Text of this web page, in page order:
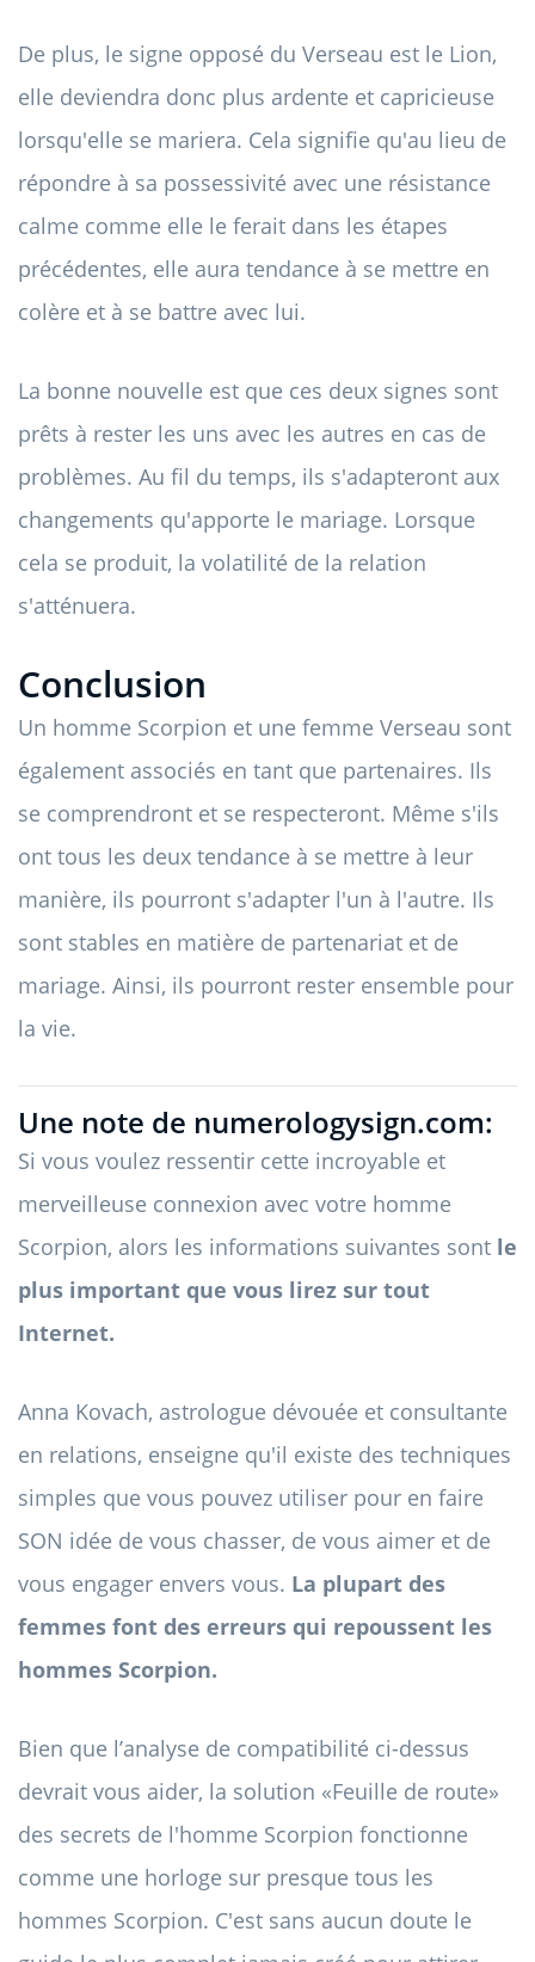
De plus, le signe opposé du Verseau est le Lion,
elle deviendra donc plus ardente et capricieuse
lorsqu'elle se mariera. Cela signifie qu'au lieu de
répondre à sa possessivité avec une résistance
calme comme elle le ferait dans les étapes
précédentes, elle aura tendance à se mettre en
colère et à se battre avec lui.
La bonne nouvelle est que ces deux signes sont
prêts à rester les uns avec les autres en cas de
problèmes. Au fil du temps, ils s'adapteront aux
changements qu'apporte le mariage. Lorsque
cela se produit, la volatilité de la relation
s'atténuera.
Conclusion
Un homme Scorpion et une femme Verseau sont
également associés en tant que partenaires. Ils
se comprendront et se respecteront. Même s'ils
ont tous les deux tendance à se mettre à leur
manière, ils pourront s'adapter l'un à l'autre. Ils
sont stables en matière de partenariat et de
mariage. Ainsi, ils pourront rester ensemble pour
la vie.
Une note de numerologysign.com:
Si vous voulez ressentir cette incroyable et
merveilleuse connexion avec votre homme
Scorpion, alors les informations suivantes sont le
plus important que vous lirez sur tout
Internet.
Anna Kovach, astrologue dévouée et consultante
en relations, enseigne qu'il existe des techniques
simples que vous pouvez utiliser pour en faire
SON idée de vous chasser, de vous aimer et de
vous engager envers vous. La plupart des
femmes font des erreurs qui repoussent les
hommes Scorpion.
Bien que l’analyse de compatibilité ci-dessus
devrait vous aider, la solution «Feuille de route»
des secrets de l'homme Scorpion fonctionne
comme une horloge sur presque tous les
hommes Scorpion. C'est sans aucun doute le